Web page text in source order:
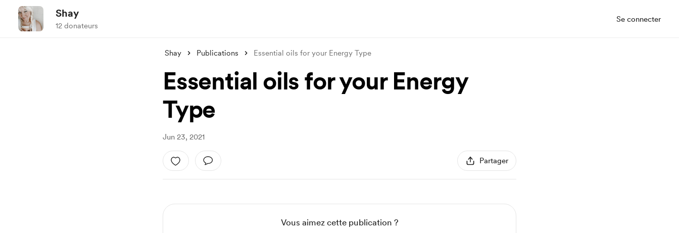
Shay
12 donateurs
Se connecter
Shay Publications Essential oils for your Energy Type
Essential oils for your Energy
Type
Jun 23, 2021
Partager
Vous aimez cette publication ?